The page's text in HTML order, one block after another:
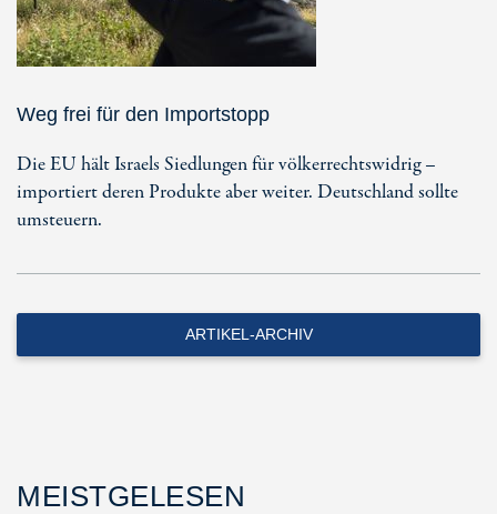
Weg frei für den Importstopp
Die EU hält Israels Siedlungen für völkerrechtswidrig –
importiert deren Produkte aber weiter. Deutschland sollte
umsteuern.
ARTIKEL-ARCHIV
MEISTGELESEN